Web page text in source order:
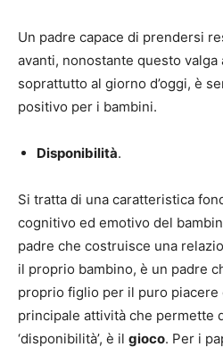
Un padre capace di prendersi
avanti, nonostante questo valga
soprattutto al giorno d’oggi, è
positivo per i bambini.
Disponibilità.
Si tratta di una caratteristica
cognitivo ed emotivo del
padre che costruisce una
il proprio bambino, è un padre
proprio figlio per il puro piacere
principale attività che permette
‘disponibilità’, è il gioco. Per i